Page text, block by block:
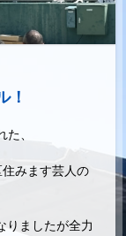
！
、
みます芸人の
りましたが全力